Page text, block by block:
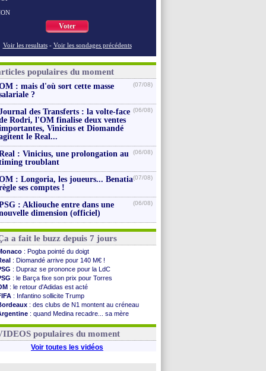
Voter
Voir les resultats - Voir les sondages précédents
populaires du moment
: mais d'où sort cette masse
?
(07/08)
des Transferts : la volte-face
Rodri, l'OM finalise deux ventes
Vinicius et Diomandé
le Real...
(06/08)
: Vinicius, une prolongation au
troublant
(06/08)
: Longoria, les joueurs... Benatia
ses comptes !
(07/08)
: Akliouche entre dans une
dimension (officiel)
(06/08)
a fait le buzz depuis 7 jours
: Pogba pointé du doigt
: Diomandé arrive pour 140 M€ !
: Dupraz se prononce pour la LdC
: le Barça fixe son prix pour Torres
: le retour d'Adidas est acté
: Infantino sollicite Trump
: des clubs de N1 montent au créneau
: quand Medina recadre... sa mère
: Paixão attire un 2e club anglais
populaires du moment
Voir toutes les vidéos